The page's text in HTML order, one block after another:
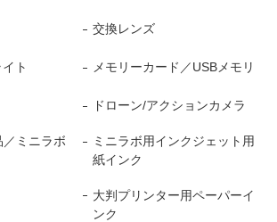
交換レンズ
ト メモリーカード／USBメモリ
ドローン/アクションカメラ
ミニラボ
ミニラボ用インクジェット用
紙インク
大判プリンター用ペーパーイ
ンク